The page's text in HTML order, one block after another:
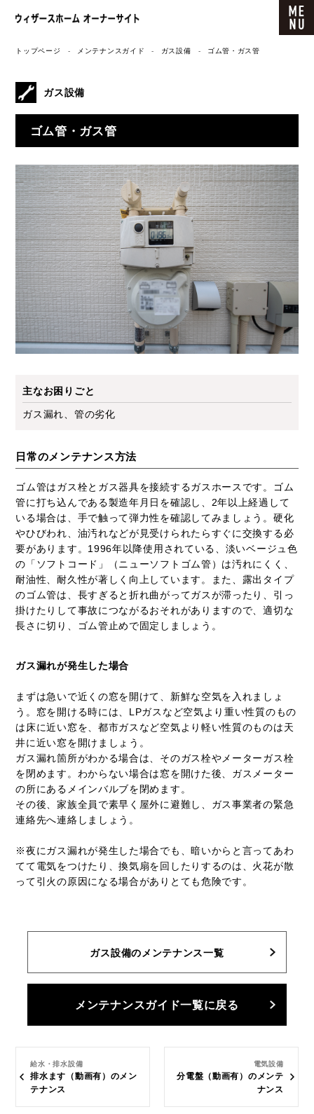
ウィザースホーム オーナーサイト
トップページ メンテナンスガイド ガス設備 ゴム管・ガス管
ガス設備
ゴム管・ガス管
主なお困りごと
ガス漏れ、管の劣化
日常のメンテナンス方法
ゴム管はガス栓とガス器具を接続するガスホースです。ゴム
管に打ち込んである製造年月日を確認し、2年以上経過して
いる場合は、手で触って弾力性を確認してみましょう。硬化
やひびわれ、油汚れなどが見受けられたらすぐに交換する必
要があります。1996年以降使用されている、淡いベージュ色
の「ソフトコード」（ニューソフトゴム管）は汚れにくく、
耐油性、耐久性が著しく向上しています。また、露出タイプ
のゴム管は、長すぎると折れ曲がってガスが滞ったり、引っ
掛けたりして事故につながるおそれがありますので、適切な
長さに切り、ゴム管止めで固定しましょう。
ガス漏れが発生した場合
まずは急いで近くの窓を開けて、新鮮な空気を入れましょ
う。窓を開ける時には、LPガスなど空気より重い性質のもの
は床に近い窓を、都市ガスなど空気より軽い性質のものは天
井に近い窓を開けましょう。
ガス漏れ箇所がわかる場合は、そのガス栓やメーターガス栓
を閉めます。わからない場合は窓を開けた後、ガスメーター
の所にあるメインバルブを閉めます。
その後、家族全員で素早く屋外に避難し、ガス事業者の緊急
連絡先へ連絡しましょう。
※夜にガス漏れが発生した場合でも、暗いからと言ってあわ
てて電気をつけたり、換気扇を回したりするのは、火花が散
って引火の原因になる場合がありとても危険です。
ガス設備のメンテナンス一覧
メンテナンスガイド一覧に戻る
給水・排水設備
排水ます（動画有）のメン
テナンス
電気設備
分電盤（動画有）のメンテ
ナンス